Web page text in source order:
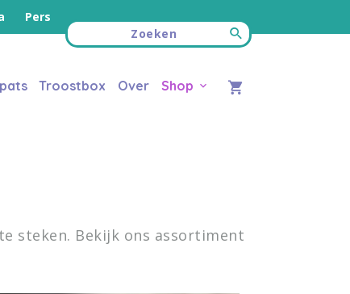
Pers
Troostbox Over Shop
steken. Bekijk ons assortiment